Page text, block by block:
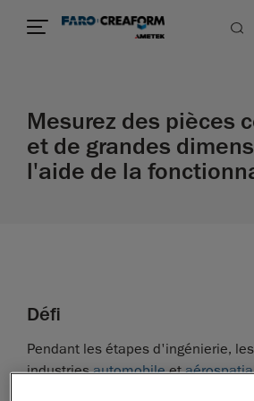
encore
Mesurez des pièces
et de grandes
l'aide de la
Défi
Pendant les étapes d'ingénierie,
industriesautomobileet